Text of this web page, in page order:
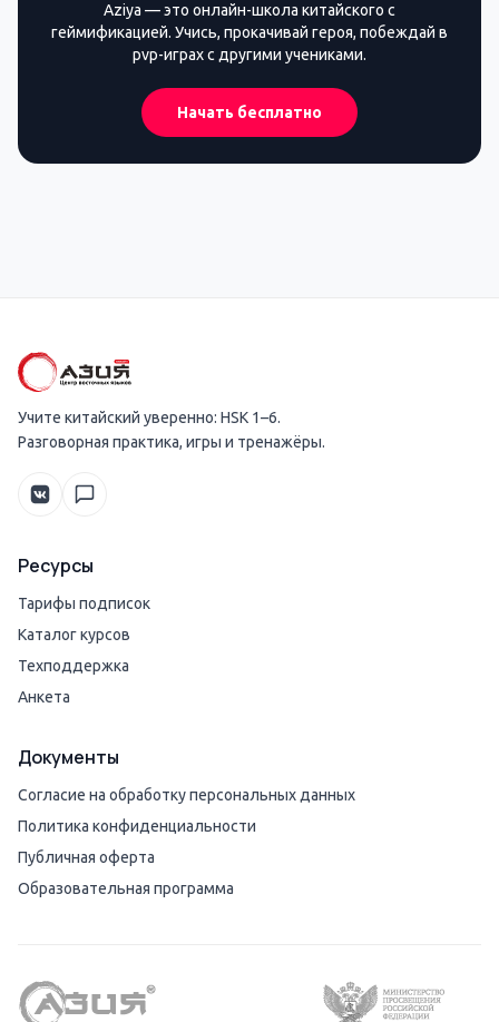
Aziya — это онлайн-школа китайского с
геймификацией. Учись, прокачивай героя, побеждай в
pvp-играх с другими учениками.
Начать бесплатно
Учите китайский уверенно: HSK 1–6.
Разговорная практика, игры и тренажёры.
Ресурсы
Тарифы подписок
Каталог курсов
Техподдержка
Анкета
Документы
Согласие на обработку персональных данных
Политика конфиденциальности
Публичная оферта
Образовательная программа